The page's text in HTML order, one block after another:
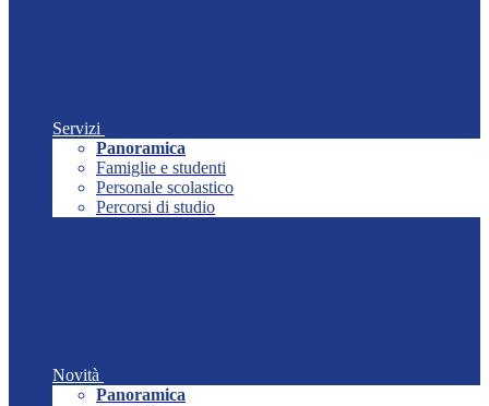
Servizi
Panoramica
Famiglie e studenti
Personale scolastico
Percorsi di studio
Novità
Panoramica